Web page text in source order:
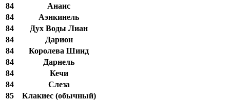
84
Анаис
84
Аэнкинель
84
Дух Воды Лиан
84
Дарион
84
Королева Шиид
84
Дарнель
84
Кечи
84
Слеза
85
Клакиес (обычный)